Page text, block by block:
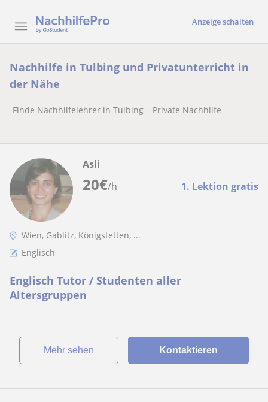
Anzeige schalten
Nachhilfe in Tulbing und Privatunterricht in
der Nähe
Finde Nachhilfelehrer in Tulbing – Private Nachhilfe
20€/h 1. Lektion gratis
Asli
Wien, Gablitz, Königstetten, ...
Englisch
Englisch Tutor / Studenten aller
Altersgruppen
Mehr sehen Kontaktieren